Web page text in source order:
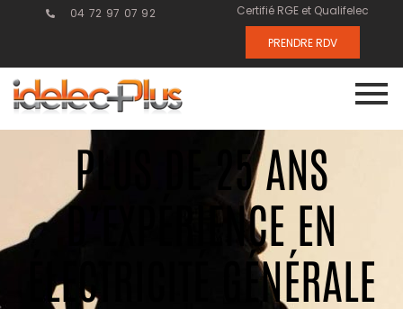
04 72 97 07 92 Certifié RGE et Qualifelec
PRENDRE RDV
PLUS DE 25 ANS
D’EXPÉRIENCE EN
ÉLECTRICITÉ GÉNÉRALE